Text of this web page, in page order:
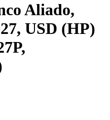
Aliado,
USD (HP)